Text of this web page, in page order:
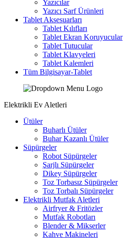
Yazıcılar
Yazıcı Sarf Ürünleri
Tablet Aksesuarları
Tablet Kılıfları
Tablet Ekran Koruyucular
Tablet Tutucular
Tablet Klavyeleri
Tablet Kalemleri
Tüm Bilgisayar-Tablet
Elektrikli Ev Aletleri
Ütüler
Buharlı Ütüler
Buhar Kazanlı Ütüler
Süpürgeler
Robot Süpürgeler
Şarjlı Süpürgeler
Dikey Süpürgeler
Toz Torbasız Süpürgeler
Toz Torbalı Süpürgeler
Elektrikli Mutfak Aletleri
Airfryer & Fritözler
Mutfak Robotları
Blender & Mikserler
Kahve Makineleri